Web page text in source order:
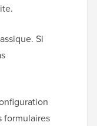
Si
formulaires